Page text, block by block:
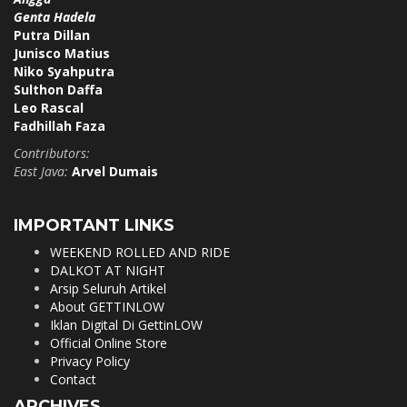
Genta Hadela
Putra Dillan
Junisco Matius
Niko Syahputra
Sulthon Daffa
Leo Rascal
Fadhillah Faza
Contributors:
East Java: Arvel Dumais
IMPORTANT LINKS
WEEKEND ROLLED AND RIDE
DALKOT AT NIGHT
Arsip Seluruh Artikel
About GETTINLOW
Iklan Digital Di GettinLOW
Official Online Store
Privacy Policy
Contact